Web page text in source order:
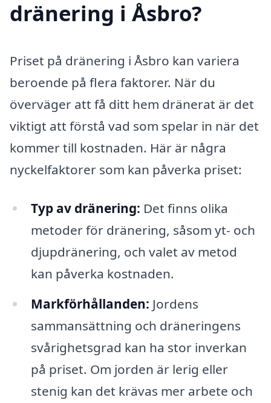
dränering i Åsbro?
Priset på dränering i Åsbro kan variera
beroende på flera faktorer. När du
överväger att få ditt hem dränerat är det
viktigt att förstå vad som spelar in när det
kommer till kostnaden. Här är några
nyckelfaktorer som kan påverka priset:
Typ av dränering: Det finns olika
metoder för dränering, såsom yt- och
djupdränering, och valet av metod
kan påverka kostnaden.
Markförhållanden: Jordens
sammansättning och dräneringens
svårighetsgrad kan ha stor inverkan
på priset. Om jorden är lerig eller
stenig kan det krävas mer arbete och